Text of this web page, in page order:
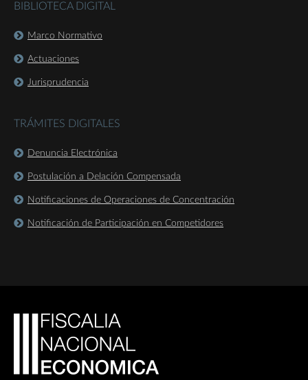
BIBLIOTECA DIGITAL
Marco Normativo
Actuaciones
Jurisprudencia
TRÁMITES DIGITALES
Denuncia Electrónica
Postulación a Delación Compensada
Notificaciones de Operaciones de Concentración
Notificación de Participación en Competidores